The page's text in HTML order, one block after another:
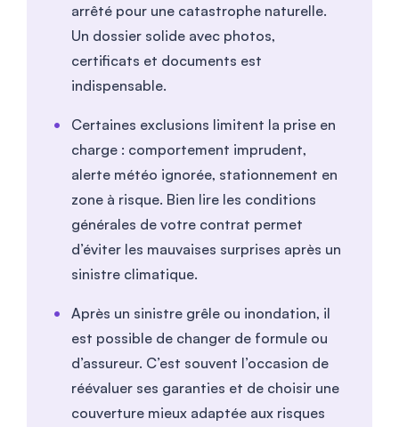
arrêté pour une catastrophe naturelle.
Un dossier solide avec photos,
certificats et documents est
indispensable.
Certaines exclusions limitent la prise en
charge : comportement imprudent,
alerte météo ignorée, stationnement en
zone à risque. Bien lire les conditions
générales de votre contrat permet
d’éviter les mauvaises surprises après un
sinistre climatique.
Après un sinistre grêle ou inondation, il
est possible de changer de formule ou
d’assureur. C’est souvent l’occasion de
réévaluer ses garanties et de choisir une
couverture mieux adaptée aux risques